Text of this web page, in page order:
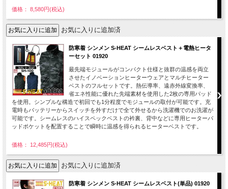
価格： 8,580円(税込)
お気に入りに追加済
防寒着 シンメン S-HEAT シームレスベスト＋電熱ヒータ
ーセット 01920
最先端モジュールがコンパクト仕様と抜群の温感を両立
させたイノベーションヒーターウェアとマルチヒーター
ベストのフルセットです。熱伝導率、遠赤外線変換率、
省エネ性能に優れた先端素材を使用した2枚の専用パッド
を使用。シンプルな構造で初回でも1分程度でモジュールの取付が可能です。充
電時もバッテリーからスイッチを外すだけで全て外せるから洗濯機でのお洗濯が
可能です。シームレスのハイスペックベストの衿裏、背中などに専用ヒーターパ
ッドポケットを配置することで瞬時に温感を得られるヒーターベストです。
価格： 12,485円(税込)
お気に入りに追加済
防寒着 シンメン S-HEAT シームレスベスト(単品) 01920